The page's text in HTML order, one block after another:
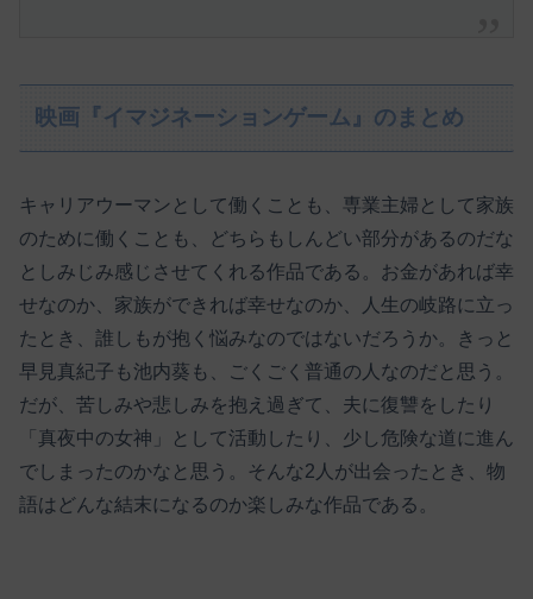
映画『イマジネーションゲーム』のまとめ
キャリアウーマンとして働くことも、専業主婦として家族
のために働くことも、どちらもしんどい部分があるのだな
としみじみ感じさせてくれる作品である。お金があれば幸
せなのか、家族ができれば幸せなのか、人生の岐路に立っ
たとき、誰しもが抱く悩みなのではないだろうか。きっと
早見真紀子も池内葵も、ごくごく普通の人なのだと思う。
だが、苦しみや悲しみを抱え過ぎて、夫に復讐をしたり
「真夜中の女神」として活動したり、少し危険な道に進ん
でしまったのかなと思う。そんな2人が出会ったとき、物
語はどんな結末になるのか楽しみな作品である。